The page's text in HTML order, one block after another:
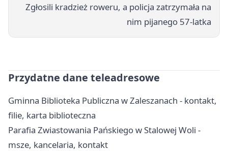
Zgłosili kradzież roweru, a policja zatrzymała na
nim pijanego 57-latka
Przydatne dane teleadresowe
Gminna Biblioteka Publiczna w Zaleszanach - kontakt,
filie, karta biblioteczna
Parafia Zwiastowania Pańskiego w Stalowej Woli -
msze, kancelaria, kontakt